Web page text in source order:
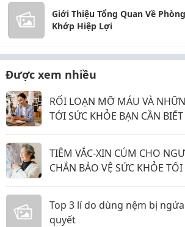
Giới Thiệu Tổng Quan Về
Khớp Hiệp Lợi
Được xem nhiều
RỐI LOẠN MỠ MÁU VÀ
TỚI SỨC KHỎE BẠN CẦN BIẾT
TIÊM VẮC-XIN CÚM CHO
CHẮN BẢO VỆ SỨC KHỎE
Top 3 lí do dùng nệm bị
quyết